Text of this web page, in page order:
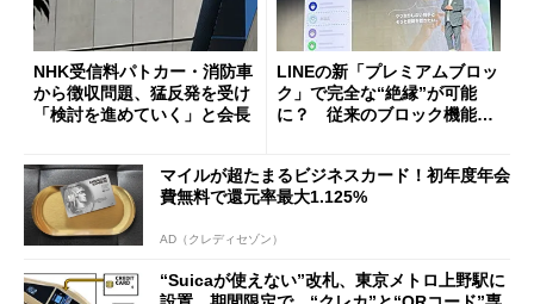
NHK受信料パトカー・消防車
から徴収問題、猛反発を受け
「検討を進めていく」と会長
LINEの新「プレミアムブロッ
ク」で完全な“絶縁”が可能
に？ 従来のブロック機能と
マイルが超たまるビジネスカード！初年度年会
費無料で還元率最大1.125%
AD（クレディセゾン）
“Suicaが使えない”改札、東京メトロ上野駅に